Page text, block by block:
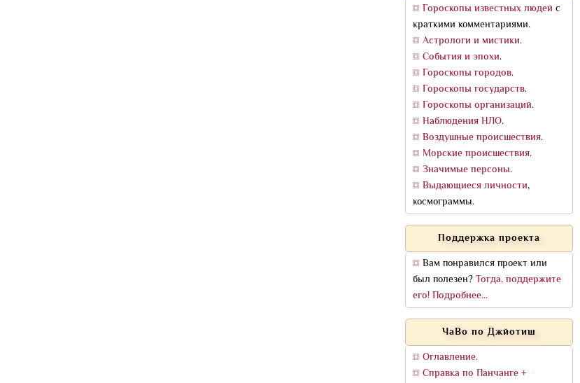
Гороскопы известных людей с
краткими комментариями.
Астрологи и мистики.
События и эпохи.
Гороскопы городов.
Гороскопы государств.
Гороскопы организаций.
Наблюдения НЛО.
Воздушные происшествия.
Морские происшествия.
Значимые персоны.
Выдающиеся личности,
космограммы.
Поддержка проекта
Вам понравился проект или
был полезен?Тогда, поддержите
его! Подробнее...
ЧаВо по Джйотиш
Оглавление.
Справка по Панчанге +